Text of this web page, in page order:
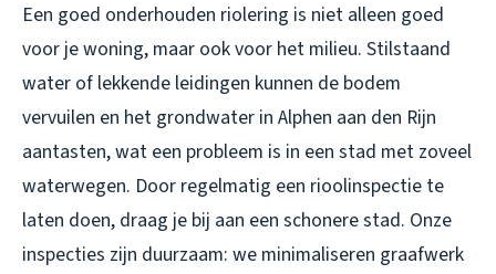
Een goed onderhouden riolering is niet alleen goed
voor je woning, maar ook voor het milieu. Stilstaand
water of lekkende leidingen kunnen de bodem
vervuilen en het grondwater in Alphen aan den Rijn
aantasten, wat een probleem is in een stad met zoveel
waterwegen. Door regelmatig een rioolinspectie te
laten doen, draag je bij aan een schonere stad. Onze
inspecties zijn duurzaam: we minimaliseren graafwerk